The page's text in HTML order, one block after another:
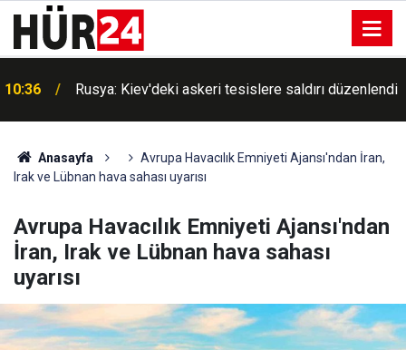
10:36 Rusya: Kiev'deki askeri tesislere saldırı düzenlendi
Anasayfa
Avrupa Havacılık Emniyeti Ajansı'ndan İran,
Irak ve Lübnan hava sahası uyarısı
Avrupa Havacılık Emniyeti Ajansı'ndan
İran, Irak ve Lübnan hava sahası
uyarısı